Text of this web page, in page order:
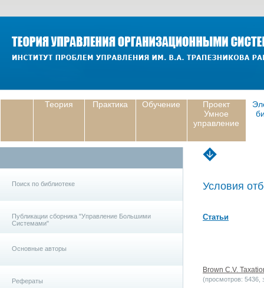
Теория Практика Обучение
Проект
Умное
управление
Поиск по библиотеке
Публикации сборника "Управление Большими
Системами"
Основные авторы
Рефераты
Условия
Статьи
Brown C.V.
(просмотров: 5436,